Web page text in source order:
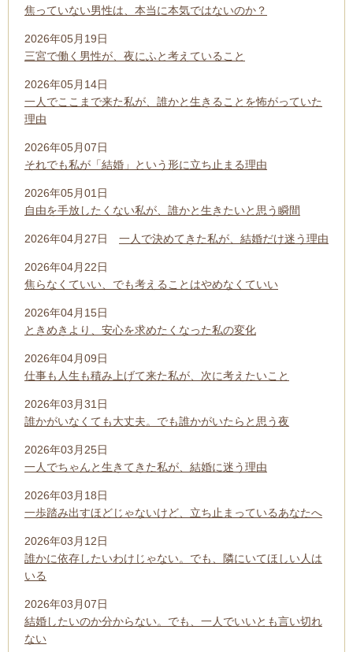
焦っていない男性は、本当に本気ではないのか？
2026年05月19日
三宮で働く男性が、夜にふと考えていること
2026年05月14日
一人でここまで来た私が、誰かと生きることを怖がっていた
理由
2026年05月07日
それでも私が「結婚」という形に立ち止まる理由
2026年05月01日
自由を手放したくない私が、誰かと生きたいと思う瞬間
2026年04月27日 一人で決めてきた私が、結婚だけ迷う理由
2026年04月22日
焦らなくていい、でも考えることはやめなくていい
2026年04月15日
ときめきより、安心を求めたくなった私の変化
2026年04月09日
仕事も人生も積み上げて来た私が、次に考えたいこと
2026年03月31日
誰かがいなくても大丈夫。でも誰かがいたらと思う夜
2026年03月25日
一人でちゃんと生きてきた私が、結婚に迷う理由
2026年03月18日
一歩踏み出すほどじゃないけど、立ち止まっているあなたへ
2026年03月12日
誰かに依存したいわけじゃない。でも、隣にいてほしい人は
いる
2026年03月07日
結婚したいのか分からない。でも、一人でいいとも言い切れ
ない